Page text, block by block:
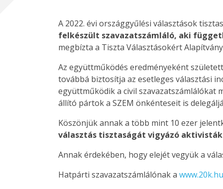
A 2022. évi országgyűlési választások
felkészült szavazatszámláló, aki
megbízta a Tiszta Választásokért
Az együttműködés eredményeként
továbbá biztosítja az esetleges választási
együttműködik a civil szavazatszámlálókat
állító pártok a SZEM önkénteseit is
Köszönjük annak a több mint 10 ezer
választás tisztaságát vigyázó
Annak érdekében, hogy elejét vegyük a
Hatpárti szavazatszámlálónak a www.20k.hu